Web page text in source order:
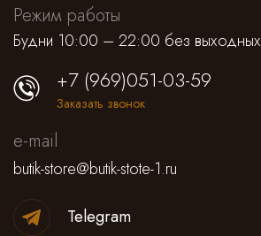
Режим работы
Будни 10:00 – 22:00 без выходных
+7 (969)051-03-59
Заказать звонок
e-mail
butik-store@butik-stote-1.ru
Telegram